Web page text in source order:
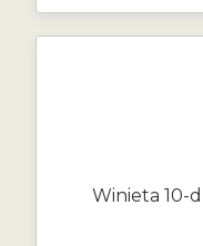
Winieta 10-